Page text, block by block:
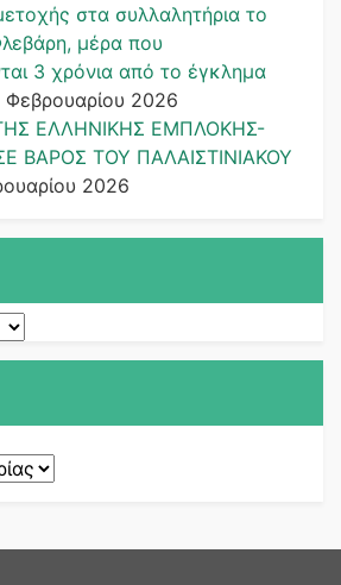
στα συλλαλητήρια το
μέρα που
3 χρόνια από το έγκλημα
Φεβρουαρίου 2026
ΕΛΛΗΝΙΚΗΣ ΕΜΠΛΟΚΗΣ-
ΒΑΡΟΣ ΤΟΥ ΠΑΛΑΙΣΤΙΝΙΑΚΟΥ
2026